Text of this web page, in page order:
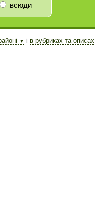
всюди
▼ і в рубриках та описах